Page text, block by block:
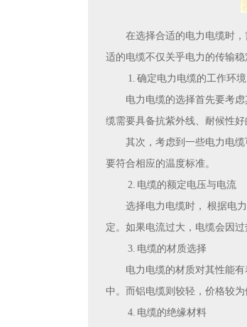
在选择合适的电力电缆时
适的电缆不仅关乎电力的传输
1. 确定电力电缆的工作环境
电力电缆的选择首先要考
缆需要具备抗紫外线、耐候性
其次，考虑到一些电力电
要符合相应的温度标准。
2. 电缆的额定电压与电流
选择电力电缆时， 根据电
定。如果电流过大，电缆会因
3. 电缆的材质选择
电力电缆的材质对其性能
中。而铝电缆则较轻，价格较
4. 电缆的绝缘材料